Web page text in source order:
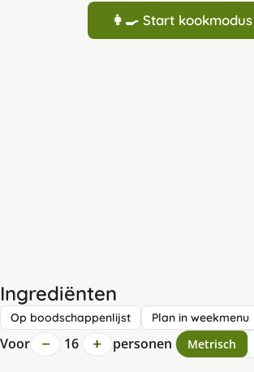
👩‍🍳 Start kookmodus
Ingrediënten
Op boodschappenlijst Plan in weekmenu
Voor − 16 + personen Metrisch